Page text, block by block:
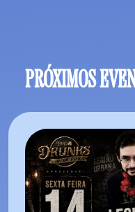
PRÓXIMOS